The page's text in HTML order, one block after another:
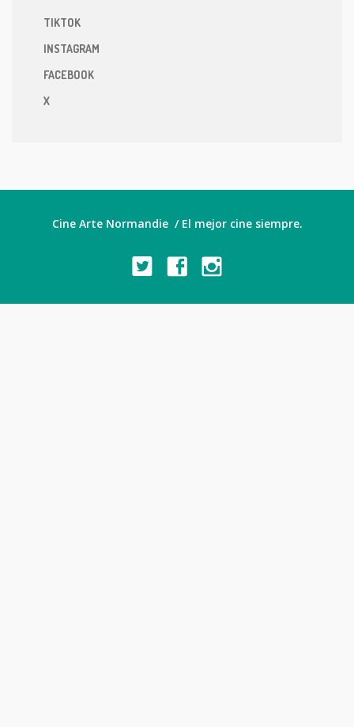
TIKTOK
INSTAGRAM
FACEBOOK
X
Cine Arte Normandie / El mejor cine siempre.